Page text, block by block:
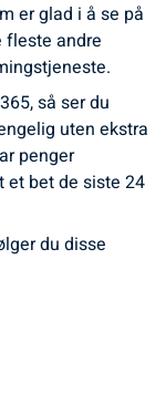
er glad i å se på
fleste andre
så ser du
uten ekstra
penger
et bet de siste 24
du disse